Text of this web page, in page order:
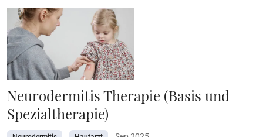
Neurodermitis Therapie (Basis und
Spezialtherapie)